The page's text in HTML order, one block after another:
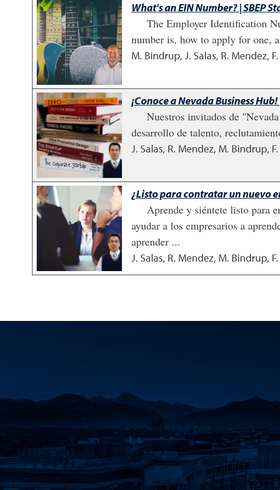
What's an EIN Number? | SBEP
The Employer Identification
number is, how to apply for one,
M. Bindrup, J. Salas, R. Mendez,
¡Conoce a Nevada Business
Nuestros invitados de
desarrollo de talento,
J. Salas, R. Mendez, M. Bindrup,
¿Listo para contratar un nuevo
Aprende y siéntete listo para
ayudar a los empresarios a
aprender ...
J. Salas, R. Mendez, M. Bindrup,